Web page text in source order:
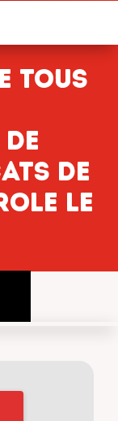
tous
de
le